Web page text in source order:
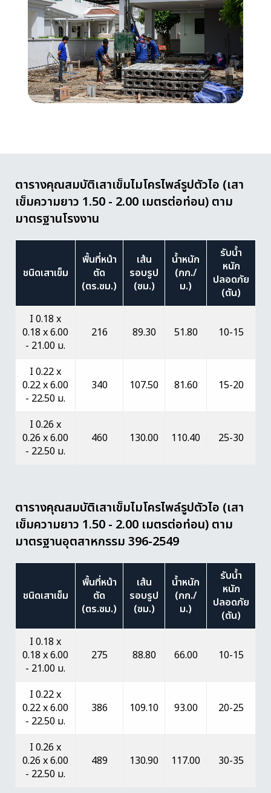
ตารางคุณสมบัติเสาเข็มไมโครไพล์รูปตัวไอ (เสา
เข็มความยาว 1.50 - 2.00 เมตรต่อท่อน) ตาม
มาตรฐานโรงงาน
ชนิดเสาเข็ม
พื้นที่หน้า
ตัด
(ตร.ซม.)
เส้น
รอบรูป
(ซม.)
น้ำหนัก
(กก./
ม.)
รับน้ำ
หนัก
ปลอดภัย
(ตัน)
I 0.18 x
0.18 x 6.00
- 21.00 ม.
216 89.30 51.80 10-15
I 0.22 x
0.22 x 6.00
- 22.50 ม.
340 107.50 81.60 15-20
I 0.26 x
0.26 x 6.00
- 22.50 ม.
460 130.00 110.40 25-30
ตารางคุณสมบัติเสาเข็มไมโครไพล์รูปตัวไอ (เสา
เข็มความยาว 1.50 - 2.00 เมตรต่อท่อน) ตาม
มาตรฐานอุตสาหกรรม 396-2549
ชนิดเสาเข็ม
พื้นที่หน้า
ตัด
(ตร.ซม.)
เส้น
รอบรูป
(ซม.)
น้ำหนัก
(กก./
ม.)
รับน้ำ
หนัก
ปลอดภัย
(ตัน)
I 0.18 x
0.18 x 6.00
- 21.00 ม.
275 88.80 66.00 10-15
I 0.22 x
0.22 x 6.00
- 22.50 ม.
386 109.10 93.00 20-25
I 0.26 x
0.26 x 6.00
- 22.50 ม.
489 130.90 117.00 30-35